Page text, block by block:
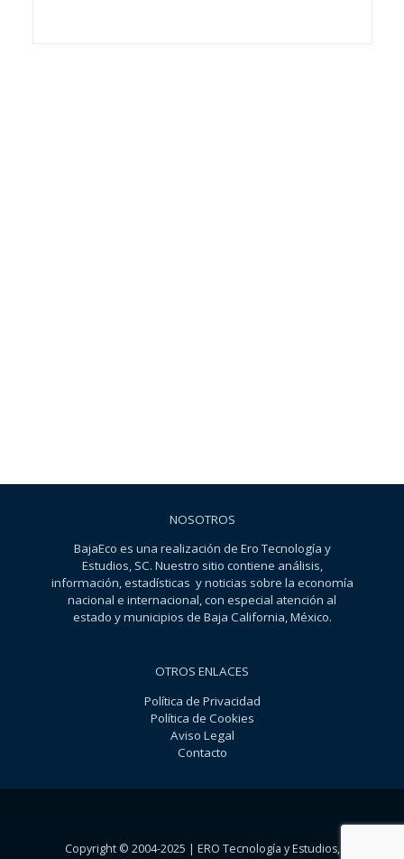
NOSOTROS
BajaEco es una realización de Ero Tecnología y
Estudios, SC. Nuestro sitio contiene análisis,
información, estadísticas y noticias sobre la economía
nacional e internacional, con especial atención al
estado y municipios de Baja California, México.
OTROS ENLACES
Política de Privacidad
Política de Cookies
Aviso Legal
Contacto
Copyright © 2004-2025 | ERO Tecnología y Estudios,